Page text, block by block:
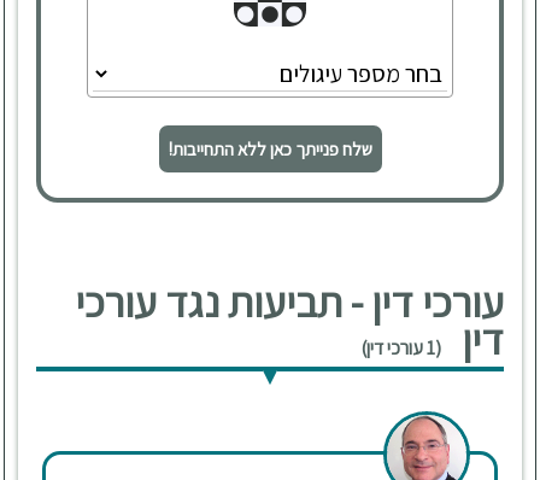
שלח פנייתך כאן ללא התחייבות!
עורכי דין - תביעות נגד עורכי
דין (1 עורכי דין)